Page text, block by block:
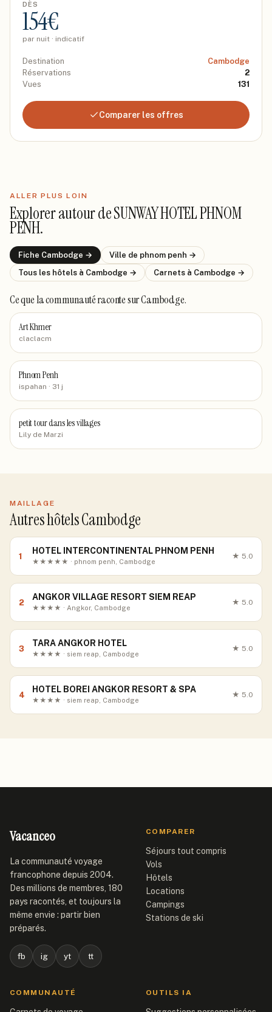
DÈS
154€
par nuit · indicatif
Destination
Cambodge
Réservations
2
Vues
131
Comparer les offres
ALLER PLUS LOIN
Explorer autour deSUNWAY HOTEL PHNOM
PENH.
Fiche Cambodge → Ville de phnom penh →
Tous les hôtels à Cambodge → Carnets à Cambodge →
Ce que la communauté racontesur Cambodge.
Art Khmer
claclacm
Phnom Penh
ispahan · 31 j
petit tour dans les villages
Lily de Marzi
MAILLAGE
Autres hôtels Cambodge
1
HOTEL INTERCONTINENTAL PHNOM PENH
★★★★★ · phnom penh, Cambodge
★ 5.0
2
ANGKOR VILLAGE RESORT SIEM REAP
★★★★ · Angkor, Cambodge
★ 5.0
3
TARA ANGKOR HOTEL
★★★★ · siem reap, Cambodge
★ 5.0
4
HOTEL BOREI ANGKOR RESORT & SPA
★★★★ · siem reap, Cambodge
★ 5.0
Vacanceo
La communauté voyage
francophone depuis 2004.
Des millions de membres, 180
pays racontés, et toujours la
même envie : partir bien
préparés.
fb ig yt tt
COMPARER
Séjours tout compris
Vols
Hôtels
Locations
Campings
Stations de ski
COMMUNAUTÉ OUTILS IA